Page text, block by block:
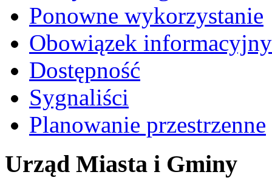
Ponowne wykorzystanie
Obowiązek informacyjny
Dostępność
Sygnaliści
Planowanie przestrzenne
Urząd Miasta i Gminy